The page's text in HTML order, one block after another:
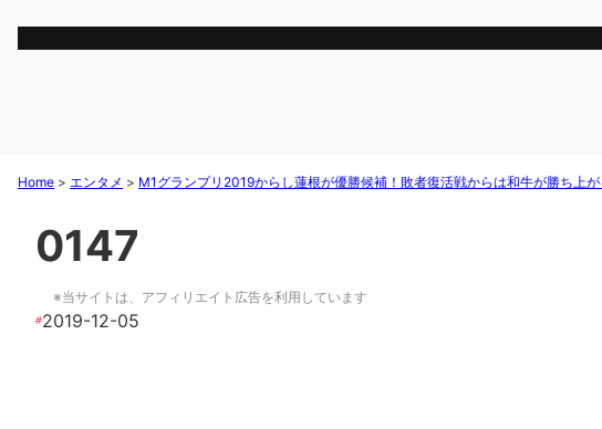
Home > エンタメ > M1グランプリ2019からし蓮根が優勝候補！敗者復活戦からは和牛が勝ち上が
0147
※当サイトは、アフィリエイト広告を利用しています
#2019-12-05